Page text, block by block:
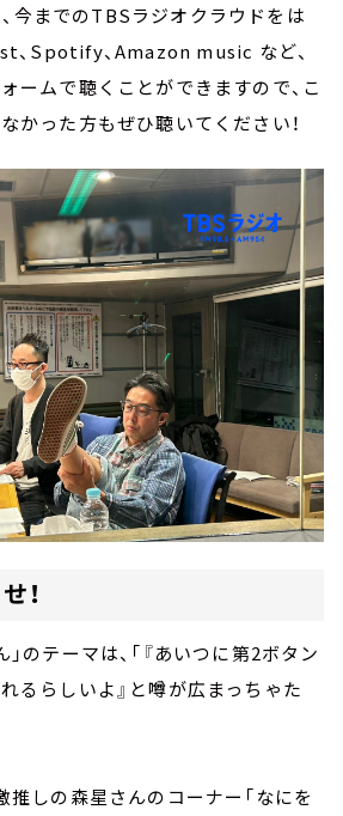
今までのTBSラジオクラウドをは
、Spotify、Amazon music など、
ームで聴くことができますので、こ
かった方もぜひ聴いてください！
！
のテーマは、「『あいつに第2ボタン
るらしいよ』と噂が広まっちゃた
推しの森星さんのコーナー「なにを